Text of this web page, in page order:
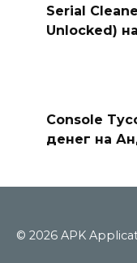
Serial
Unlocked)
Console
денег на
© 2026 APK